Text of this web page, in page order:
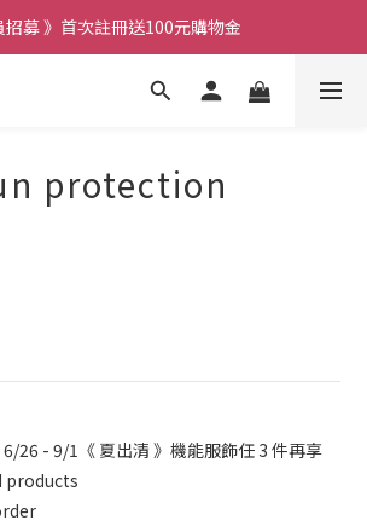
招募 》首次註冊送100元購物金
protection
6/26 - 9/1《 夏出清 》機能服飾任 3 件再享
products